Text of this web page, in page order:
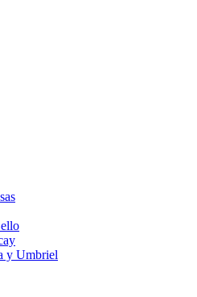
y Umbriel